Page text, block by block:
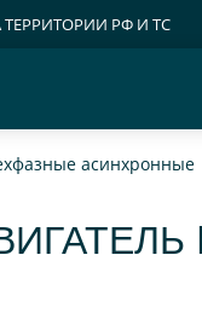
ТЕРРИТОРИИ РФ И ТС
асинхронные